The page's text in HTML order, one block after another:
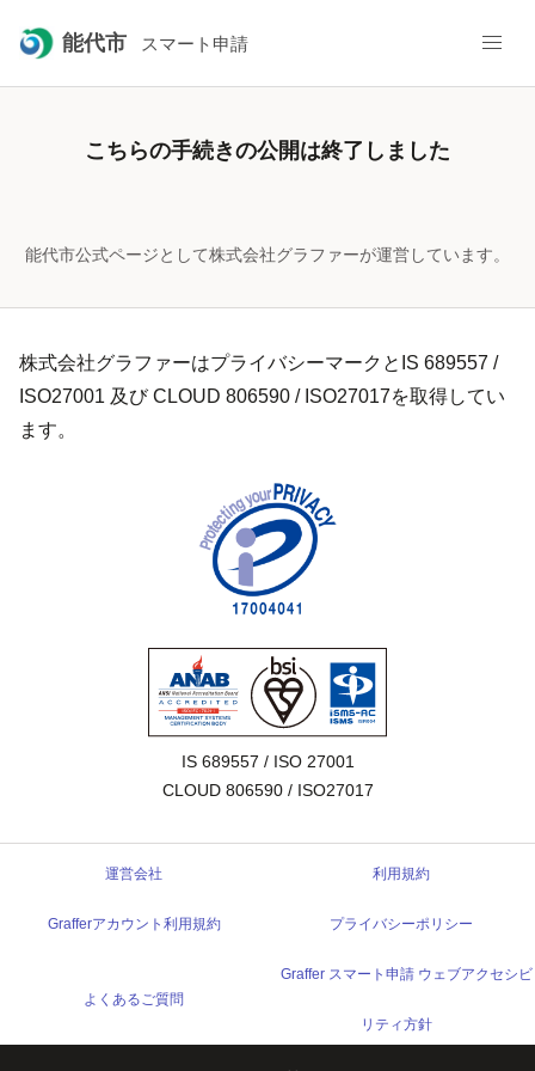
能代市 スマート申請
こちらの手続きの公開は終了しました
能代市公式ページとして株式会社グラファーが運営しています。
株式会社グラファーはプライバシーマークとIS 689557 /
ISO27001 及び CLOUD 806590 / ISO27017を取得してい
ます。
IS 689557 / ISO 27001
CLOUD 806590 / ISO27017
運営会社 利用規約
Grafferアカウント利用規約 プライバシーポリシー
よくあるご質問
Graffer スマート申請 ウェブアクセシビ
リティ方針